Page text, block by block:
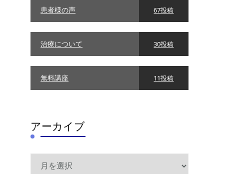
患者様の声 67投稿
治療について 30投稿
無料講座 11投稿
アーカイブ